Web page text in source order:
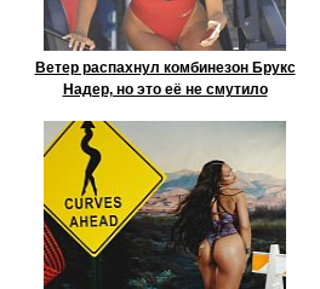
Ветер распахнул комбинезон Брукс
Надер, но это её не смутило